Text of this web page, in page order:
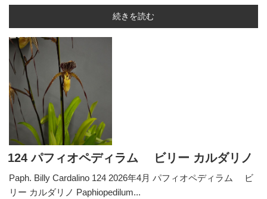
続きを読む
124 パフィオペディラム ビリー カルダリノ
Paph. Billy Cardalino 124 2026年4月 パフィオペディラム ビ
リー カルダリノ Paphiopedilum...